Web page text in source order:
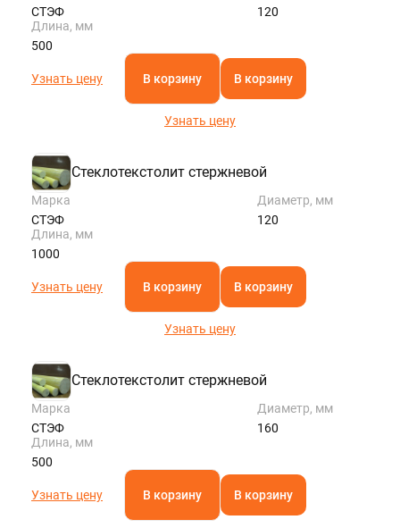
СТЭФ
120
Длина, мм
500
Узнать цену В корзину В корзину
Узнать цену
Стеклотекстолит стержневой
Марка
СТЭФ
Диаметр, мм
120
Длина, мм
1000
Узнать цену В корзину В корзину
Узнать цену
Стеклотекстолит стержневой
Марка
СТЭФ
Диаметр, мм
160
Длина, мм
500
Узнать цену В корзину В корзину